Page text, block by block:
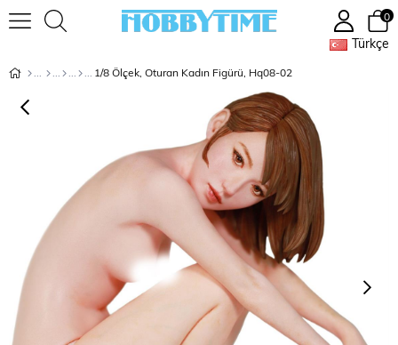
Türkçe
0
1/8 Ölçek, Oturan Kadın Figürü, Hq08-02